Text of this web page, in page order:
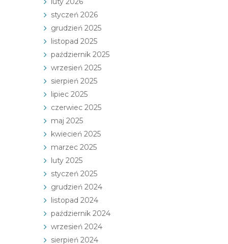
styczeń 2026
grudzień 2025
listopad 2025
październik 2025
wrzesień 2025
sierpień 2025
lipiec 2025
czerwiec 2025
maj 2025
kwiecień 2025
marzec 2025
luty 2025
styczeń 2025
grudzień 2024
listopad 2024
październik 2024
wrzesień 2024
sierpień 2024